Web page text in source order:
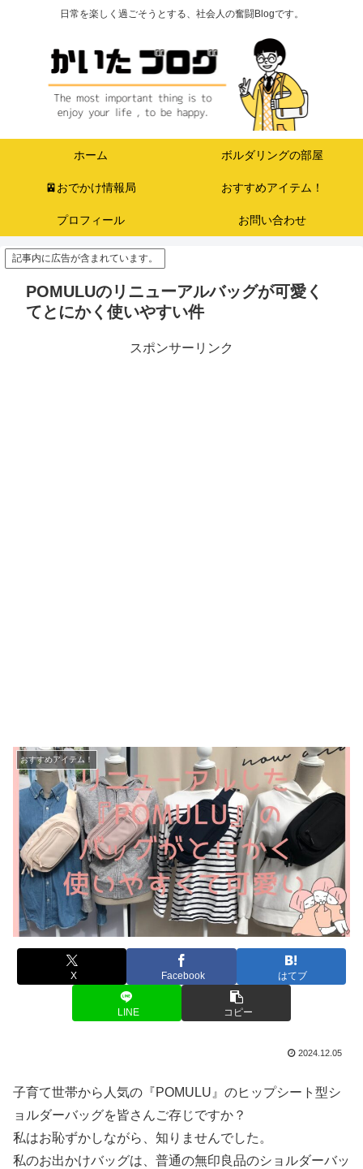
日常を楽しく過ごそうとする、社会人の奮闘Blogです。
ホーム ボルダリングの部屋
🚈おでかけ情報局 おすすめアイテム！
プロフィール お問い合わせ
記事内に広告が含まれています。
POMULUのリニューアルバッグが可愛く
てとにかく使いやすい件
スポンサーリンク
おすすめアイテム！
X Facebook はてブ
LINE コピー
2024.12.05
子育て世帯から人気の『POMULU』のヒップシート型シ
ョルダーバッグを皆さんご存じですか？
私はお恥ずかしながら、知りませんでした。
私のお出かけバッグは、普通の無印良品のショルダーバッ